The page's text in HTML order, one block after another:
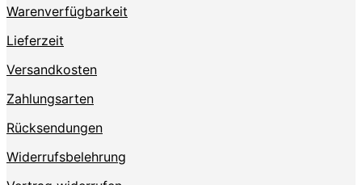
Warenverfügbarkeit
Lieferzeit
Versandkosten
Zahlungsarten
Rücksendungen
Widerrufsbelehrung